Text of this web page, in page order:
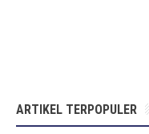
ARTIKEL TERPOPULER